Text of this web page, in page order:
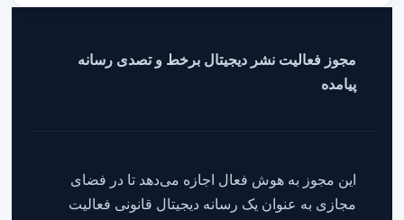
مجوز فعالیت نشر دیجیتال برخط و تصدی رسانه
پیامده
این مجوز به هوش فعال اجازه می‌دهد تا در فضای
مجازی به عنوان یک رسانه دیجیتال قانونی فعالیت